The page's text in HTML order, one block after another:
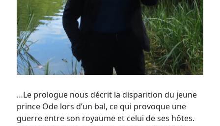
…Le prologue nous décrit la disparition du jeune
prince Ode lors d’un bal, ce qui provoque une
guerre entre son royaume et celui de ses hôtes.